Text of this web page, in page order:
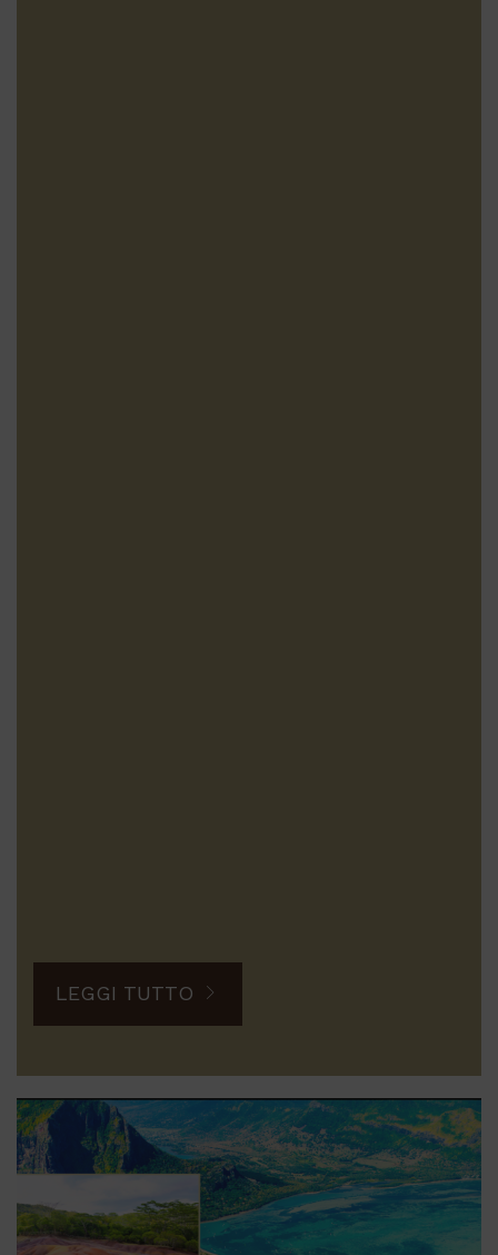
LEGGI TUTTO